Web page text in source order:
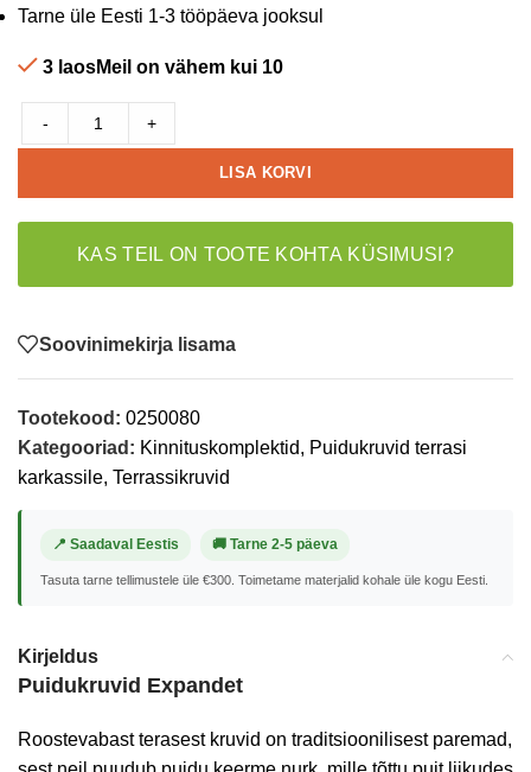
Tarne üle Eesti 1-3 tööpäeva jooksul
3 laosMeil on vähem kui 10
- +
LISA KORVI
KAS TEIL ON TOOTE KOHTA KÜSIMUSI?
Soovinimekirja lisama
Tootekood: 0250080
Kategooriad: Kinnituskomplektid, Puidukruvid terrasi
karkassile, Terrassikruvid
📍 Saadaval Eestis 🚚 Tarne 2-5 päeva
Tasuta tarne tellimustele üle €300. Toimetame materjalid kohale üle kogu Eesti.
Kirjeldus
Puidukruvid Expandet
Roostevabast terasest kruvid on traditsioonilisest paremad,